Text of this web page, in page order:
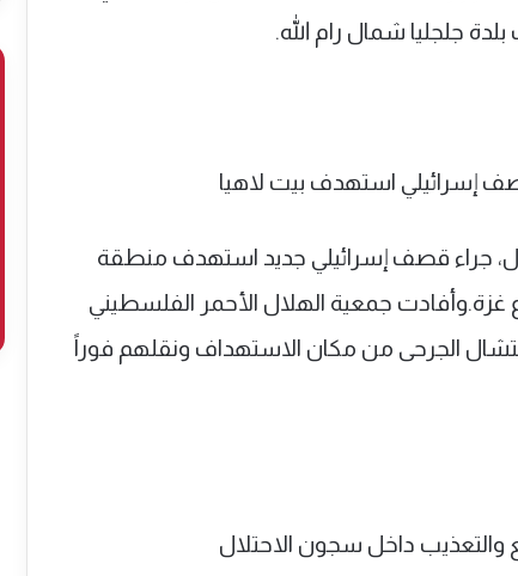
جراء قصف إسرائيلي جديد استهدف منطقة
جمعية الهلال الأحمر الفلسطيني
الجرحى من مكان الاستهداف ونقلهم فوراً